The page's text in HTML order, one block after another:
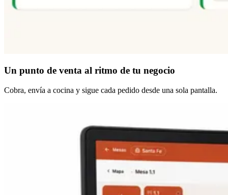
Un punto de venta al ritmo de tu negocio
Cobra, envía a cocina y sigue cada pedido desde una sola pantalla.